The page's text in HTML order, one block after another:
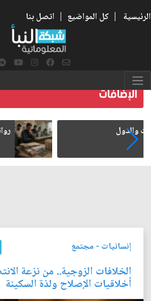
الرئيسية | كل المواضيع | اتصل بنا
رواتب الموظفين على صفيح
إنسانيات - مجتمع
الخلافات الزوجية.. من نزعة
أخلاقيات الإصلاح ولذة السكينة